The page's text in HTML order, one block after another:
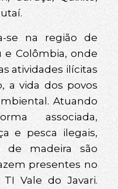
se na região de
e Colômbia, onde
atividades ilícitas
a vida dos povos
Atuando
associada,
e pesca ilegais,
de madeira são
presentes no
Vale do Javari.